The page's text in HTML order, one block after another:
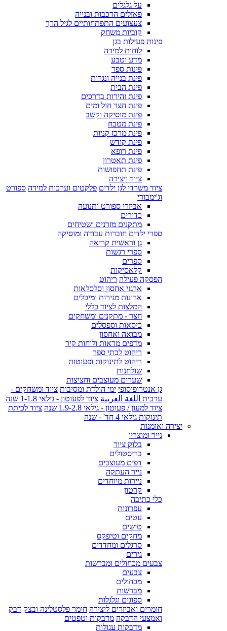
על גלגלים
פאזלים הרכבות ובנייה
צעצועים התפתחותיים לגיל הרך
קוביות משחק
פינות פעילות בגן
לוחות למידה
מדע וטבע
פינות ספר
פינת בנייה ונגרות
פינת הבית
פינת זהירות בדרכים
פינת חצר חול ומים
פינת מוסיקה וקשב
פינת מטבח
פינת מרכז קניות
פינת קודש
פינת רופא
פינת תאטרון
פינת תחפושות
ציור ויצירה
ציוד משרדי לגן ילדים פלקטים וערכות למידה ספורט
וג'ימבורי
אביזרי ספורט ותנועה
כדורים
מתקנים מזרנים ושטיחים
ספרי ילדים חוברות עבודה ומוסיקה
גן וראשית קריאה
ספרי רגשות
ספרים
קלאסיקות
הפסקה פעילה ריהוט
ארגזי אחסון וסלסלאות
ארונות מגירות ומיכלים
המלצות לציוד כללי
חצר - מתקנים ומשחקים
כיסאות וספסלים
מבואה ואחסון
מדפים מראות ולוחות קיר
ריהוט לבתי ספר
ריהוט לתינוקות ופעוטות
שולחנות
שערים מעוצבים וחציצות
גן אנטרופוסופי ימי הולדת ומסיבות ציוד ומשחקים -
ערבית اللغة العربية ציוד לפעוטון - גילאי 1-1.8 שנה
ציוד למעון / פעוטון - גילאי 1.9-2.8 שנה
ציוד לכיתת
תינוקות גילאי 4 חד' - שנה
יצירה ואומנות
נייר ומוצריו
בלוק ציור
בריסטולים
דפים מעוצבים
נייר העתקה
ניירות מיוחדים
קרטון
כלי כתיבה
עפרונות
עטים
טושים
מחקים וטיפקס
סרגלים ומחדדים
גירים
צבעים מכחולים ומברשות
צבעים
מכחולים
מברשות
ספוגים וגלגלות
חומרים ואביזרים ליצירה חימר פלסטלינה ובצק דבק
ואמצעי הדבקה מדבקות וטפטים
מדבקות עגולות